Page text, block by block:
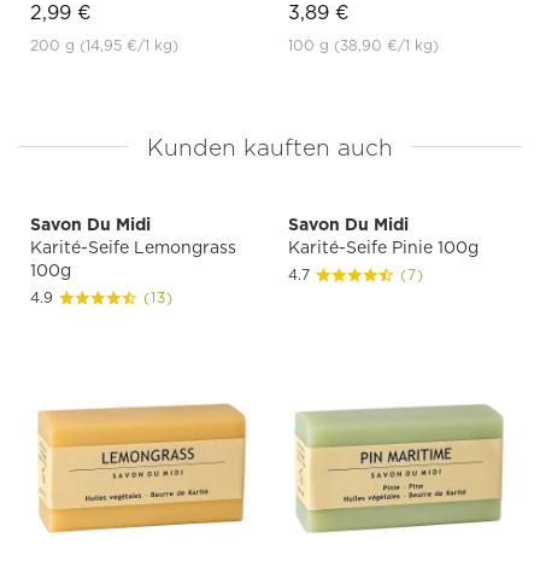
2,99 €
200 g (14,95 €/1 kg)
3,89 €
100 g (38,90 €/1 kg)
Kunden kauften auch
Savon Du Midi
Karité-Seife Lemongrass
100g
4.9 (13)
Savon Du Midi
Karité-Seife Pinie 100g
4.7 (7)